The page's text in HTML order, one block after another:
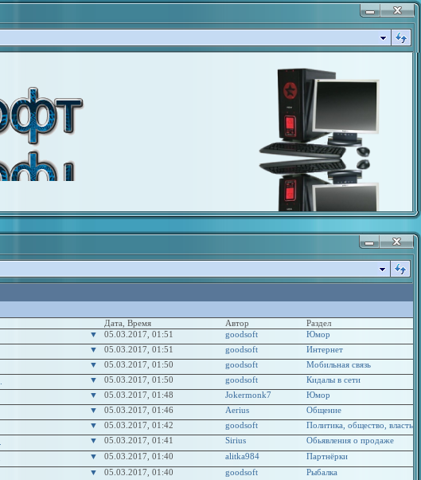
Дата, Время Автор
Раздел
▼ 05.03.2017, 01:51 goodsoft
Юмор
▼ 05.03.2017, 01:51 goodsoft
Интернет
▼ 05.03.2017, 01:50 goodsoft
Мобильная связь
▼ 05.03.2017, 01:50 goodsoft
Кидалы в сети
▼ 05.03.2017, 01:48 Jokermonk7
Юмор
▼ 05.03.2017, 01:46 Aerius
Общение
▼ 05.03.2017, 01:42 goodsoft
Политика, общество, власть
▼ 05.03.2017, 01:41 Sirius
Обьявления о продаже
▼ 05.03.2017, 01:40 alitka984
Партнёрки
▼ 05.03.2017, 01:40 goodsoft Рыбалка